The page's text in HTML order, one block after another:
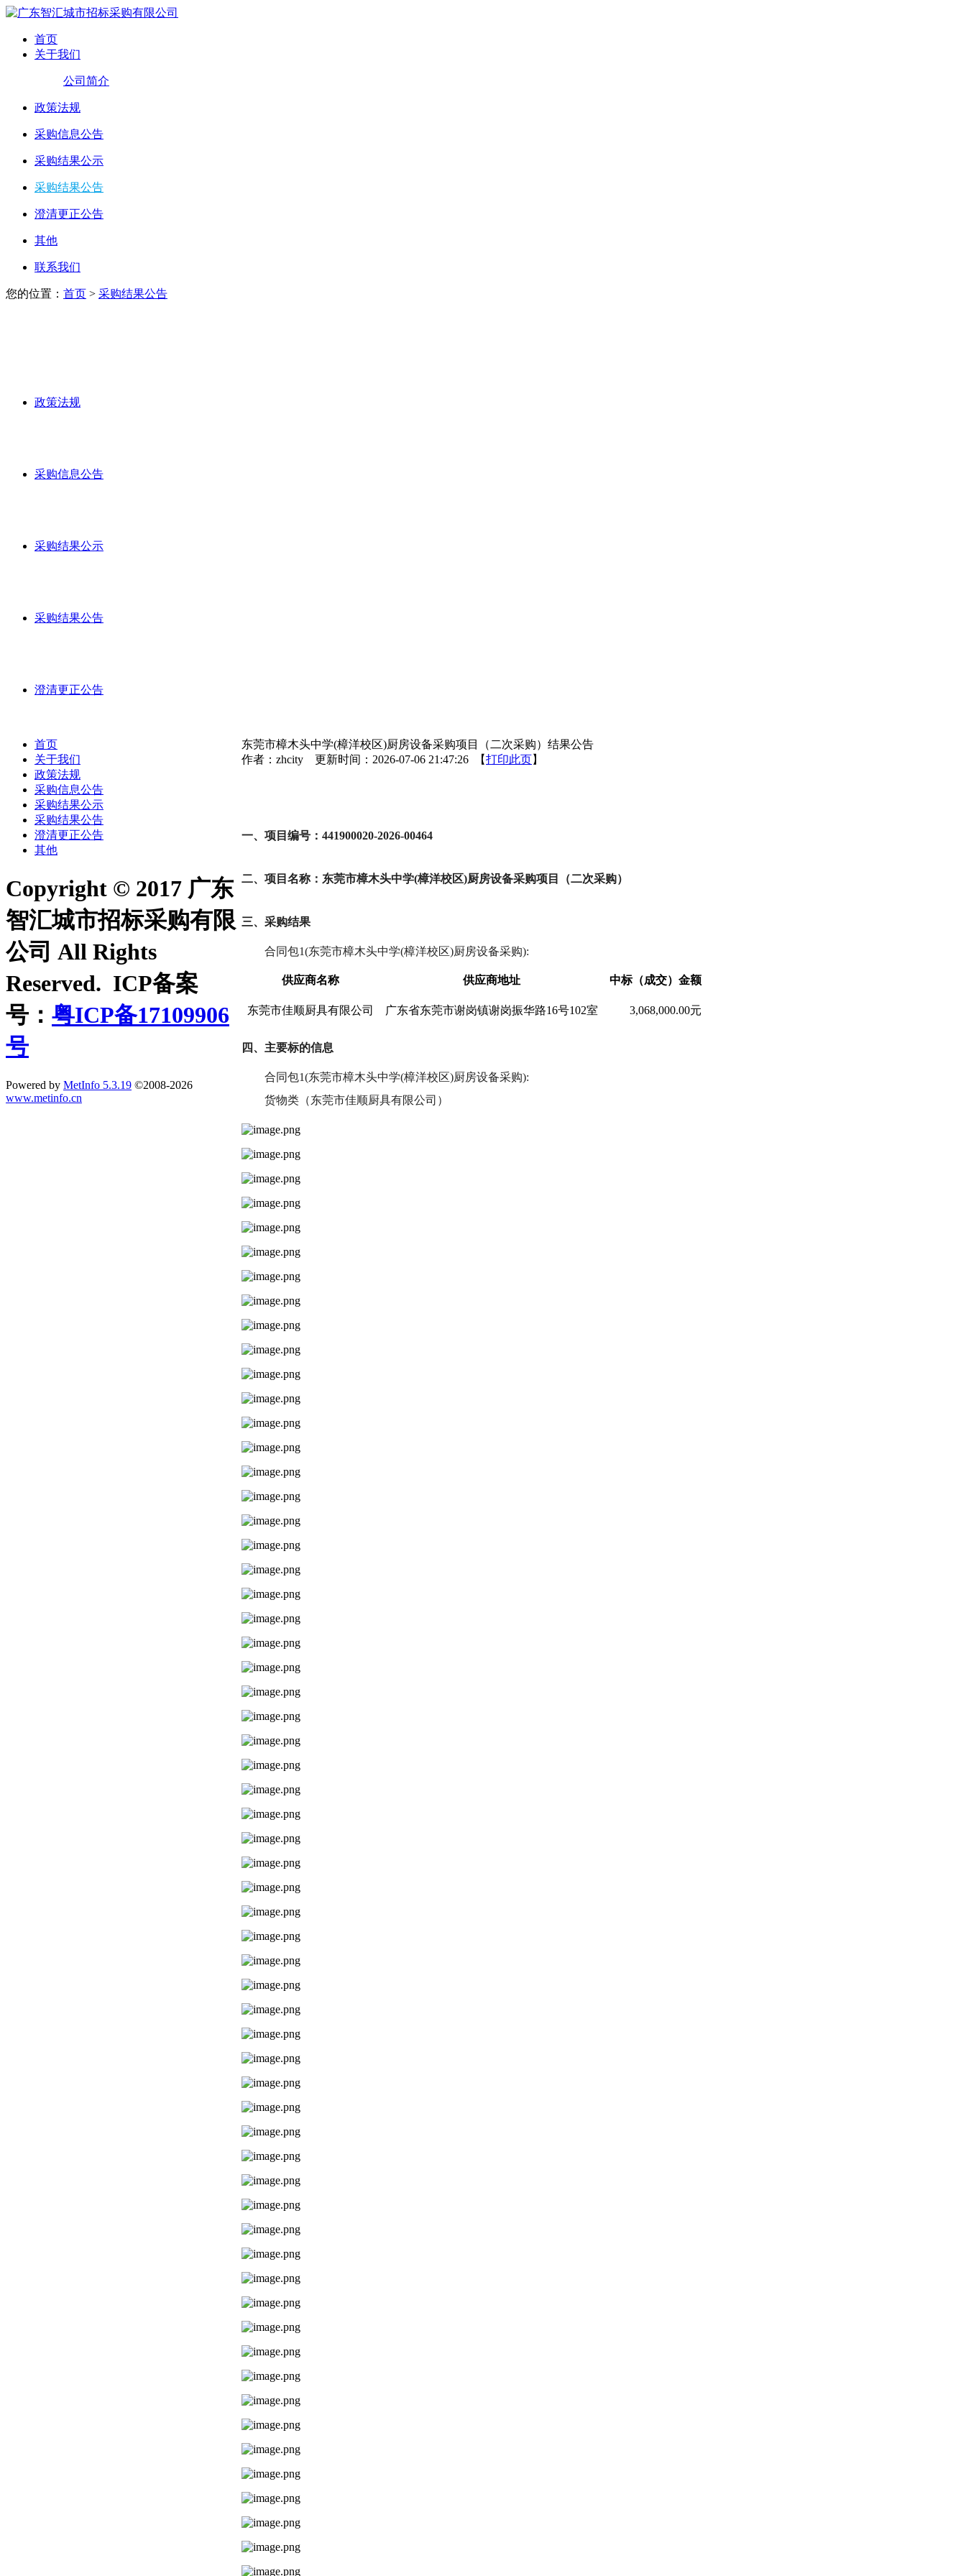
首页
关于我们
公司简介
政策法规
采购信息公告
采购结果公示
采购结果公告
澄清更正公告
其他
联系我们
您的位置： 首页 > 采购结果公告
政策法规
采购信息公告
采购结果公示
采购结果公告
澄清更正公告
东莞市樟木头中学(樟洋校区)厨房设备采购项目（二次采购）结果公告
作者：zhcity 更新时间：2026-07-06 21:47:26 【打印此页】
一、项目编号： 441900020-2026-00464
二、项目名称：东莞市樟木头中学(樟洋校区)厨房设备采购项目（二次采购）
三、采购结果
合同包1(东莞市樟木头中学(樟洋校区)厨房设备采购):
供应商名称 供应商地址 中标（成交）金额
东莞市佳顺厨具有限公司 广东省东莞市谢岗镇谢岗振华路16号102室 3,068,000.00元
四、主要标的信息
合同包1(东莞市樟木头中学(樟洋校区)厨房设备采购):
货物类（东莞市佳顺厨具有限公司）
首页
关于我们
政策法规
采购信息公告
采购结果公示
采购结果公告
澄清更正公告
其他
Copyright © 2017 广东
智汇城市招标采购有限
公司 All Rights
Reserved. ICP备案
号： 粤ICP备17109906
号
Powered by MetInfo 5.3.19 ©2008-2026
www.metinfo.cn